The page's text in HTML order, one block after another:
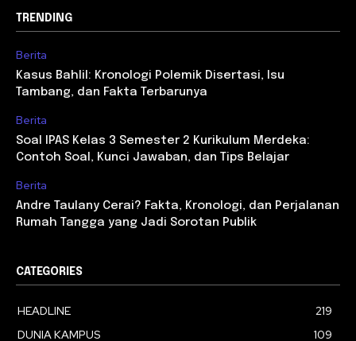
TRENDING
Berita
Kasus Bahlil: Kronologi Polemik Disertasi, Isu
Tambang, dan Fakta Terbarunya
Berita
Soal IPAS Kelas 3 Semester 2 Kurikulum Merdeka:
Contoh Soal, Kunci Jawaban, dan Tips Belajar
Berita
Andre Taulany Cerai? Fakta, Kronologi, dan Perjalanan
Rumah Tangga yang Jadi Sorotan Publik
CATEGORIES
HEADLINE
219
DUNIA KAMPUS
109